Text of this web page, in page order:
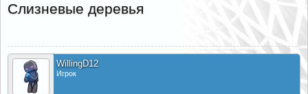
Слизневые деревья
WillingD12
Игрок